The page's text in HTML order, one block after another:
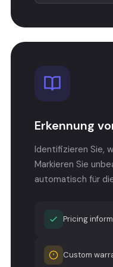
Erkennung
Identifizieren Sie,
Markieren Sie
automatisch für
Pricing
Custom